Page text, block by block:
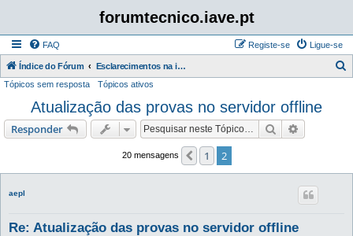
forumtecnico.iave.pt
FAQ Ligue-se
Registe-se
Índice do Fórum Esclarecimentos na instalação e utilização das aplicações para as provas digitais 2026
Tópicos sem resposta Tópicos ativos
Atualização das provas no servidor offline
Responder Pesquisar
20 mensagens Anterior
1 2
aepl
Re: Atualização das provas no servidor offline